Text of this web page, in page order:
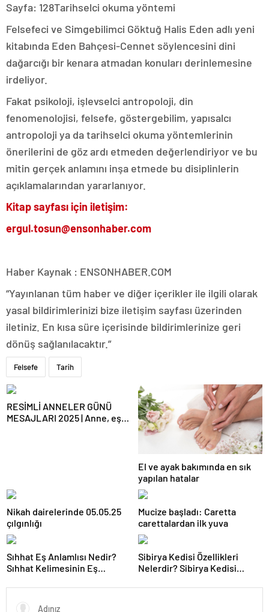
Sayfa: 128Tarihselci okuma yöntemi
Felsefeci ve Simgebilimci Göktuğ Halis Eden adlı yeni
kitabında Eden Bahçesi-Cennet söylencesini dini
dağarcığı bir kenara atmadan konuları derinlemesine
irdeliyor.
Fakat psikoloji, işlevselci antropoloji, din
fenomenolojisi, felsefe, göstergebilim, yapısalcı
antropoloji ya da tarihselci okuma yöntemlerinin
önerilerini de göz ardı etmeden değerlendiriyor ve bu
mitin gerçek anlamını inşa etmede bu disiplinlerin
açıklamalarından yararlanıyor.
Kitap sayfası için iletişim:
ergul.tosun@ensonhaber.com
Haber Kaynak : ENSONHABER.COM
“Yayınlanan tüm haber ve diğer içerikler ile ilgili olarak
yasal bildirimlerinizi bize iletişim sayfası üzerinden
iletiniz. En kısa süre içerisinde bildirimlerinize geri
dönüş sağlanılacaktır.”
Felsefe Tarih
RESİMLİ ANNELER GÜNÜ
MESAJLARI 2025 | Anne, eş
El ve ayak bakımında en sık
yapılan hatalar
Nikah dairelerinde 05.05.25
çılgınlığı
Mucize başladı: Caretta
carettalardan ilk yuva
Sıhhat Eş Anlamlısı Nedir?
Sıhhat Kelimesinin Eş
Sibirya Kedisi Özellikleri
Nelerdir? Sibirya Kedisi